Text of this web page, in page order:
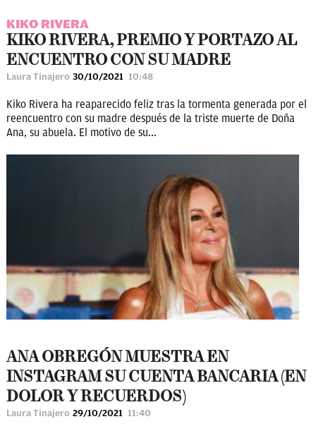
KIKO RIVERA
KIKO RIVERA, PREMIO Y PORTAZO AL
ENCUENTRO CON SU MADRE
Laura Tinajero 30/10/2021 10:48
Kiko Rivera ha reaparecido feliz tras la tormenta generada por el
reencuentro con su madre después de la triste muerte de Doña
Ana, su abuela. El motivo de su...
ANA OBREGÓN MUESTRA EN
INSTAGRAM SU CUENTA BANCARIA (EN
DOLOR Y RECUERDOS)
Laura Tinajero 29/10/2021 11:40